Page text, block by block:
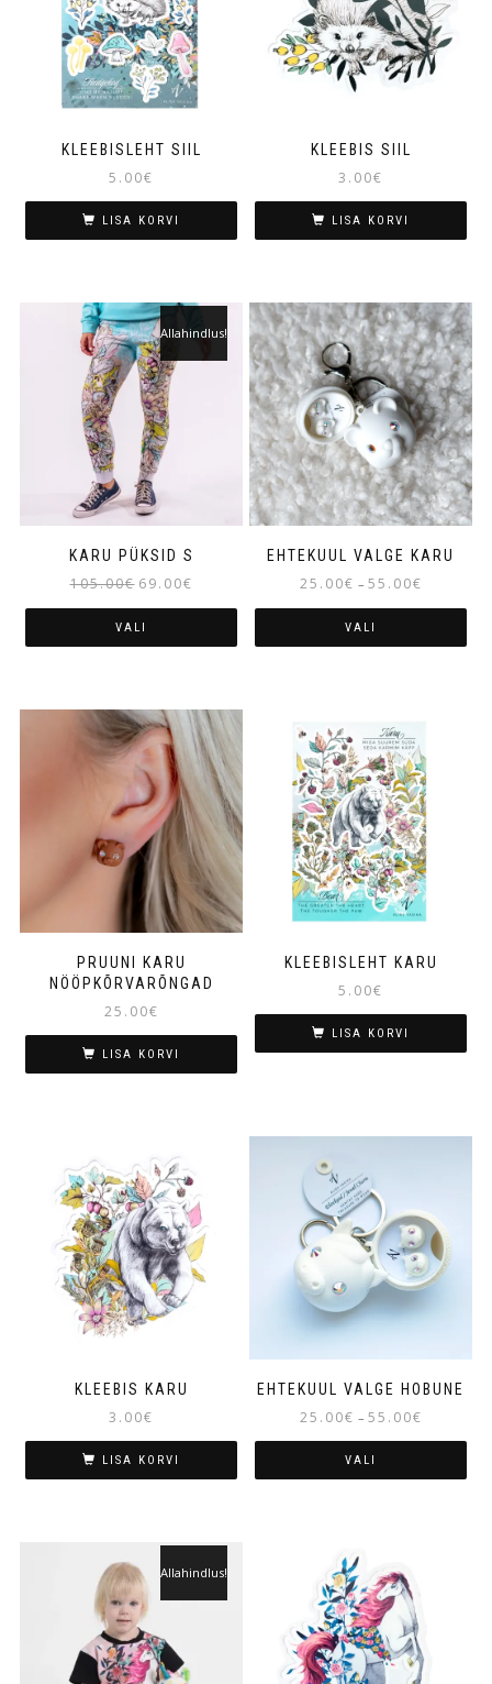
KLEEBISLEHT SIIL
5.00€
LISA KORVI
KLEEBIS SIIL
3.00€
LISA KORVI
KARU PÜKSID S
Allahindlus!
105.00€ 69.00€
VALI
EHTEKUUL VALGE KARU
25.00€ – 55.00€
VALI
PRUUNI KARU
NÖÖPKÕRVARÕNGAD
25.00€
LISA KORVI
KLEEBISLEHT KARU
5.00€
LISA KORVI
KLEEBIS KARU
3.00€
LISA KORVI
EHTEKUUL VALGE HOBUNE
25.00€ – 55.00€
VALI
Allahindlus!